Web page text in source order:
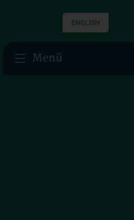
ENGLISH
Menü